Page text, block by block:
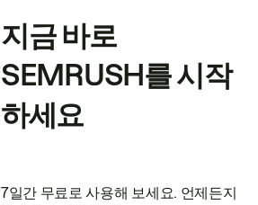
지금 바로
SEMRUSH를 시작
하세요
7일간 무료로 사용해 보세요. 언제든지